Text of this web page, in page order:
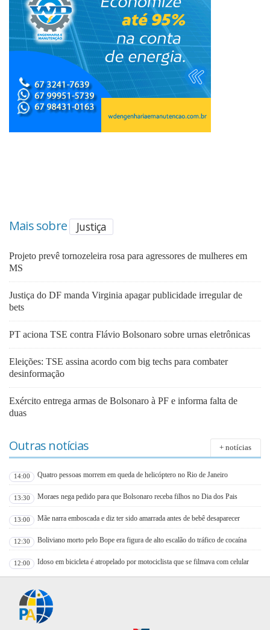
Mais sobre Justiça
Projeto prevê tornozeleira rosa para agressores de mulheres em
MS
Justiça do DF manda Virginia apagar publicidade irregular de
bets
PT aciona TSE contra Flávio Bolsonaro sobre urnas eletrônicas
Eleições: TSE assina acordo com big techs para combater
desinformação
Exército entrega armas de Bolsonaro à PF e informa falta de
duas
Outras notícias + notícias
14:00 Quatro pessoas morrem em queda de helicóptero no Rio de Janeiro
13:30 Moraes nega pedido para que Bolsonaro receba filhos no Dia dos Pais
13:00 Mãe narra emboscada e diz ter sido amarrada antes de bebê desaparecer
12:30 Boliviano morto pelo Bope era figura de alto escalão do tráfico de cocaína
12:00 Idoso em bicicleta é atropelado por motociclista que se filmava com celular